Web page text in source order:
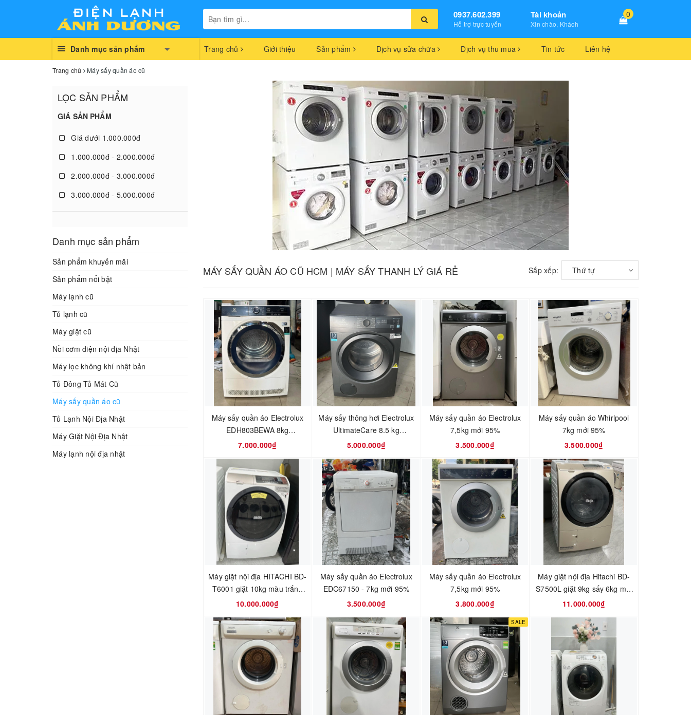
0937.602.399
Hỗ trợ trực tuyến
Tài khoản
Xin chào, Khách
0
Danh mục sản phẩm Trang chủ Giới thiệu Sản phẩm Dịch vụ sửa chữa Dịch vụ thu mua Tin tức Liên hệ
Trang chủ Máy sấy quần áo cũ
LỌC SẢN PHẨM
GIÁ SẢN PHẨM
Giá dưới 1.000.000đ
1.000.000đ - 2.000.000đ
2.000.000đ - 3.000.000đ
3.000.000đ - 5.000.000đ
Danh mục sản phẩm
Sản phẩm khuyến mãi
Sản phẩm nổi bật
Máy lạnh cũ
Tủ lạnh cũ
Máy giặt cũ
Nồi cơm điện nội địa Nhật
Máy lọc không khí nhật bản
Tủ Đông Tủ Mát Cũ
Máy sấy quần áo cũ
Tủ Lạnh Nội Địa Nhật
Máy Giặt Nội Địa Nhật
Máy lạnh nội địa nhật
MÁY SẤY QUẦN ÁO CŨ HCM | MÁY SẤY THANH LÝ GIÁ RẺ Sắp xếp: Thứ tự
Máy sấy quần áo Electrolux
EDH803BEWA 8kg
UltimateCare 800
7.000.000₫
Máy sấy thông hơi Electrolux
UltimateCare 8.5 kg
EDV854N3SB
5.000.000₫
Máy sấy quần áo Electrolux
7,5kg mới 95%
3.500.000₫
Máy sấy quần áo Whirlpool
7kg mới 95%
3.500.000₫
Máy giặt nội địa HITACHI BD-
T6001 giặt 10kg màu trắng
date 2018
10.000.000₫
Máy sấy quần áo Electrolux
EDC67150 - 7kg mới 95%
3.500.000₫
Máy sấy quần áo Electrolux
7,5kg mới 95%
3.800.000₫
Máy giặt nội địa Hitachi BD-
S7500L giặt 9kg sấy 6kg mới
95%
11.000.000₫
SALE